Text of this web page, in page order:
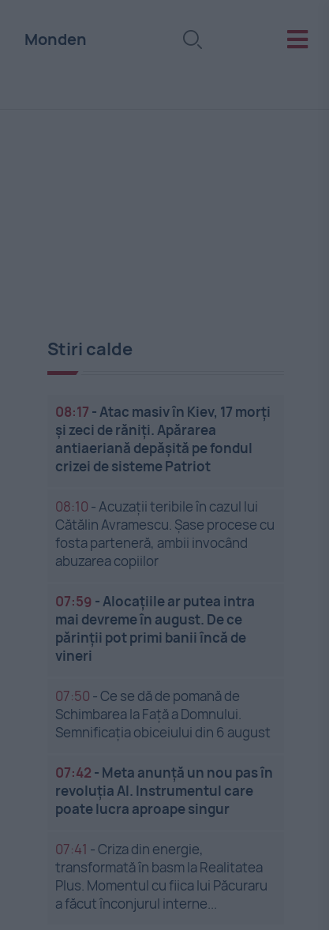
Monden
Stiri calde
08:17 -Atac masiv în Kiev, 17 morți
și zeci de răniți. Apărarea
antiaeriană depășită pe fondul
crizei de sisteme Patriot
08:10 -Acuzații teribile în cazul lui
Cătălin Avramescu. Șase procese cu
fosta parteneră, ambii invocând
abuzarea copiilor
07:59 -Alocațiile ar putea intra
mai devreme în august. De ce
părinții pot primi banii încă de
vineri
07:50 -Ce se dă de pomană de
Schimbarea la Față a Domnului.
Semnificația obiceiului din 6 august
07:42 - Meta anunță un nou pas în
revoluția AI. Instrumentul care
poate lucra aproape singur
07:41 -Criza din energie,
transformată în basm la Realitatea
Plus. Momentul cu fiica lui Păcuraru
a făcut înconjurul interne...